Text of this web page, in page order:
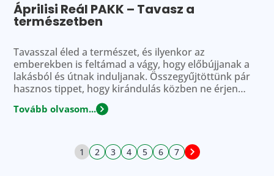
Áprilisi Reál PAKK – Tavasz a
természetben
Tavasszal éled a természet, és ilyenkor az
emberekben is feltámad a vágy, hogy előbújjanak a
lakásból és útnak induljanak. Összegyűjtöttünk pár
hasznos tippet, hogy kirándulás közben ne érjen
titeket kellemetlen meglepetés. Tervezz alaposan,
kirándulj felszabadultan! Alapszabály, hogy mind az
várhatóan többet fog […]
Tovább olvasom...
1 2 3 4 5 6 7